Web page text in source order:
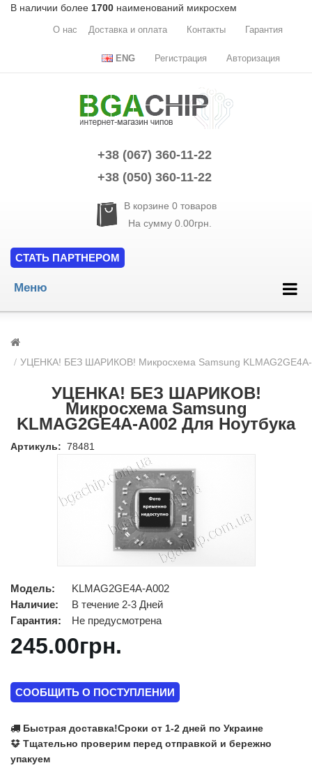
В наличии более 1700 наименований микросхем
О нас Доставка и оплата Контакты Гарантия
ENG Регистрация Авторизация
+38 (067) 360-11-22
+38 (050) 360-11-22
В корзине 0товаров
На сумму 0.00грн.
СТАТЬ ПАРТНЕРОМ
Меню
УЦЕНКА! БЕЗ ШАРИКОВ! Микросхема Samsung KLMAG2GE4A-
УЦЕНКА! БЕЗ ШАРИКОВ!
Микросхема Samsung
KLMAG2GE4A-A002 Для Ноутбука
Артикуль: 78481
Модель:
KLMAG2GE4A-A002
Наличие:
В течение 2-3 Дней
Гарантия:
Не предусмотрена
245.00грн.
СООБЩИТЬ О ПОСТУПЛЕНИИ
Быстрая доставка!Сроки от 1-2 дней по Украине
Тщательно проверим перед отправкой и бережно
упакуем